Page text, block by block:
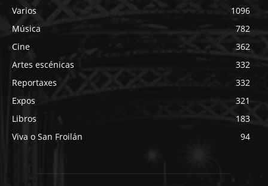
Varios
1096
Música
782
Cine
362
Artes escénicas
332
Reportaxes
332
Expos
321
Libros
183
Viva o San Froilán
94